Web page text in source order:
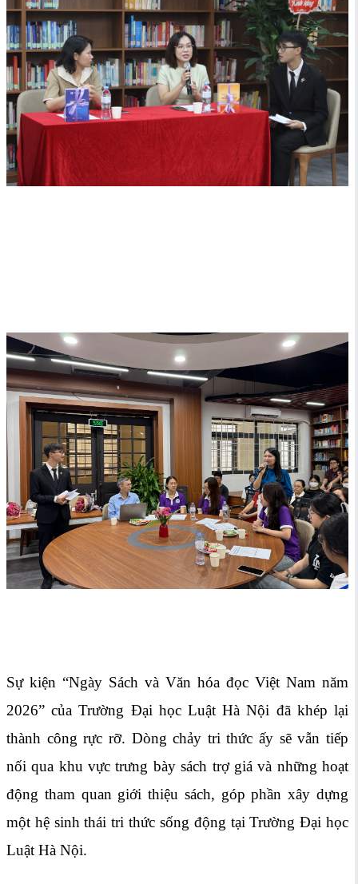
Sự kiện “Ngày Sách và Văn hóa đọc Việt Nam năm
2026” của Trường Đại học Luật Hà Nội đã khép lại
thành công rực rỡ. Dòng chảy tri thức ấy sẽ vẫn tiếp
nối qua khu vực trưng bày sách trợ giá và những hoạt
động tham quan giới thiệu sách, góp phần xây dựng
một hệ sinh thái tri thức sống động tại Trường Đại học
Luật Hà Nội.